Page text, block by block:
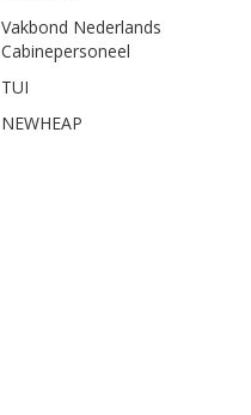
Vakbond Nederlands
Cabinepersoneel
TUI
NEWHEAP